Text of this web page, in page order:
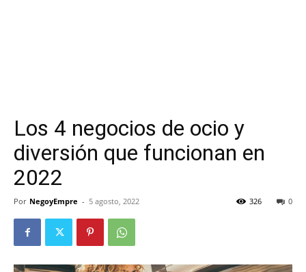
Los 4 negocios de ocio y
diversión que funcionan en
2022
Por NegoyEmpre - 5 agosto, 2022 0
326